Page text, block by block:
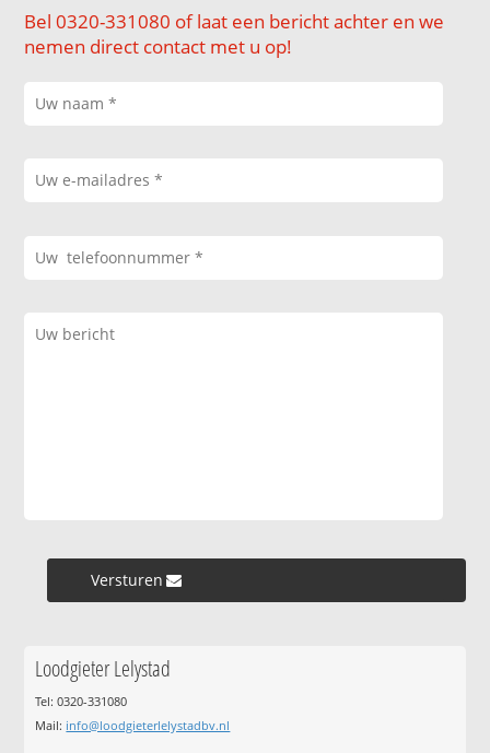
Bel 0320-331080 of laat een bericht achter en we
nemen direct contact met u op!
Versturen »
Loodgieter Lelystad
Tel: 0320-331080
Mail: info@loodgieterlelystadbv.nl